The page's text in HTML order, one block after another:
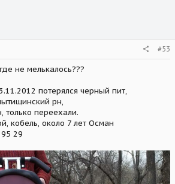
#53
не мелькалось???
потерялся черный пит,
рн,
только переехали.
кобель, около 7 лет Осман
29